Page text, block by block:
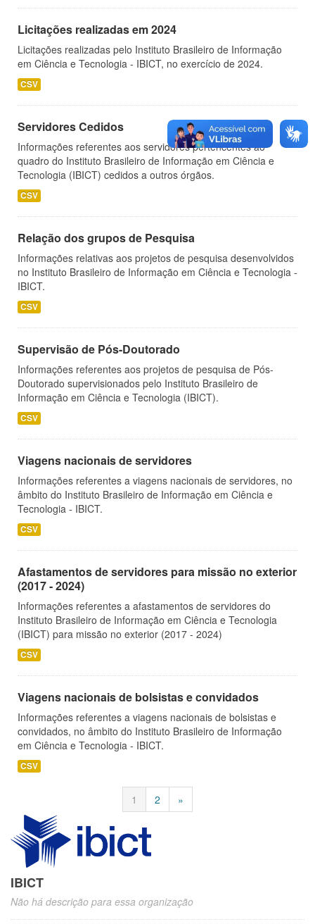
Licitações realizadas em 2024
Licitações realizadas pelo Instituto Brasileiro de Informação
em Ciência e Tecnologia - IBICT, no exercício de 2024.
CSV
Servidores Cedidos
Informações referentes aos servidores pertencentes ao
quadro do Instituto Brasileiro de Informação em Ciência e
Tecnologia (IBICT) cedidos a outros órgãos.
CSV
Relação dos grupos de Pesquisa
Informações relativas aos projetos de pesquisa desenvolvidos
no Instituto Brasileiro de Informação em Ciência e Tecnologia -
IBICT.
CSV
Supervisão de Pós-Doutorado
Informações referentes aos projetos de pesquisa de Pós-
Doutorado supervisionados pelo Instituto Brasileiro de
Informação em Ciência e Tecnologia (IBICT).
CSV
Viagens nacionais de servidores
Informações referentes a viagens nacionais de servidores, no
âmbito do Instituto Brasileiro de Informação em Ciência e
Tecnologia - IBICT.
CSV
Afastamentos de servidores para missão no exterior
(2017 - 2024)
Informações referentes a afastamentos de servidores do
Instituto Brasileiro de Informação em Ciência e Tecnologia
(IBICT) para missão no exterior (2017 - 2024)
CSV
Viagens nacionais de bolsistas e convidados
Informações referentes a viagens nacionais de bolsistas e
convidados, no âmbito do Instituto Brasileiro de Informação
em Ciência e Tecnologia - IBICT.
CSV
1 2 »
IBICT
Não há descrição para essa organização